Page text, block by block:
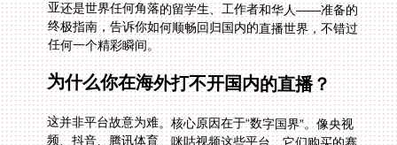
任何一个精彩瞬间。
为什么你在海外打不开国内的直播？
这并非平台故意为难。核心原因在于“数字国界”。像央视
频、抖音、腾讯体育、咪咕视频这些平台，它们购买的赛
事转播权通常有严格的地理区域限制，合同白纸黑字写
着“中国大陆地区独家”。平台服务器会检测你的IP地址，